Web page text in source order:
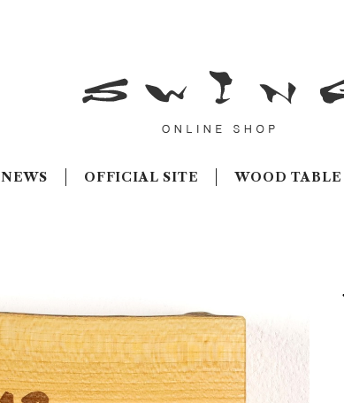
NEWS OFFICIAL SITE WOOD TABLE